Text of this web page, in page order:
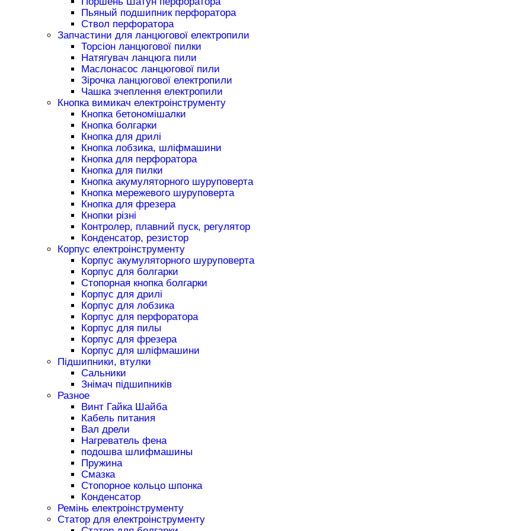
Пьяный подшипник перфоратора
Ствол перфоратора
Запчастини для ланцюгової електропили
Торсіон ланцюгової пилки
Натягувач ланцюга пили
Маслонасос ланцюгової пили
Зірочка ланцюгової електропили
Чашка зчеплення електропили
Кнопка вимикач електроінструменту
Кнопка бетономішалки
Кнопка болгарки
Кнопка для дрилі
Кнопка лобзика, шліфмашини
Кнопка для перфоратора
Кнопка для пилки
Кнопка акумуляторного шуруповерта
Кнопка мережевого шуруповерта
Кнопка для фрезера
Кнопки різні
Контролер, плавний пуск, регулятор
Конденсатор, резистор
Корпус електроінструменту
Корпус акумуляторного шуруповерта
Корпус для болгарки
Стопорная кнопка болгарки
Корпус для дрилі
Корпус для лобзика
Корпус для перфоратора
Корпус для пилы
Корпус для фрезера
Корпус для шліфмашини
Підшипники, втулки
Сальники
Знімач підшипників
Разное
Винт Гайка Шайба
Кабель питания
Вал дрели
Нагреватель фена
подошва шлифмашины
Пружина
Смазка
Стопорное кольцо шпонка
Конденсатор
Ремінь електроінструменту
Статор для електроінструменту